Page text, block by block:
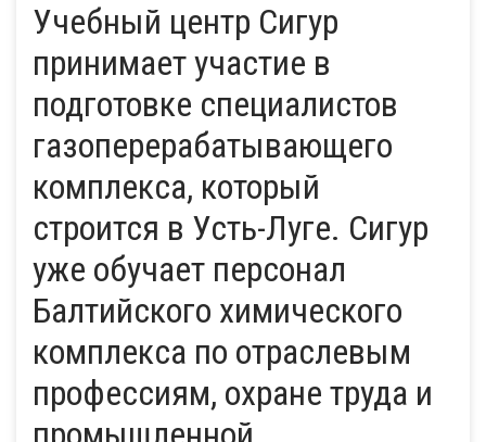
Учебный центр Сигур
принимает участие в
подготовке специалистов
газоперерабатывающего
комплекса, который
строится в Усть-Луге. Сигур
уже обучает персонал
Балтийского химического
комплекса по отраслевым
профессиям, охране труда и